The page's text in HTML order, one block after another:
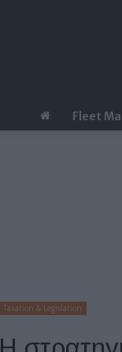
Fleet
Taxation & Legislation